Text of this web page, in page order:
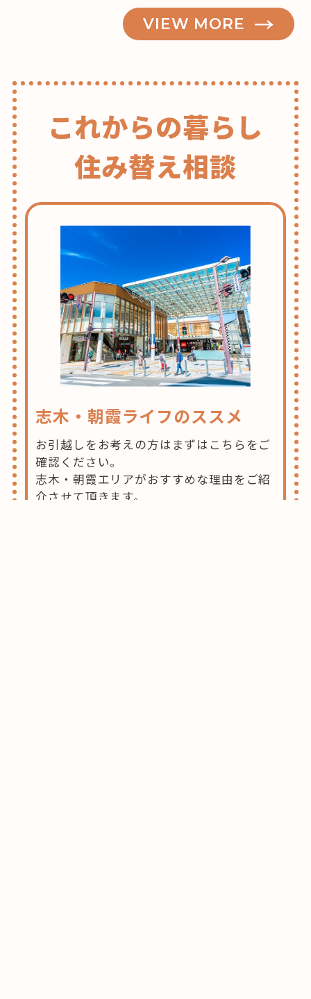
VIEW MORE
これからの暮らし
住み替え相談
志木・朝霞ライフのススメ
お引越しをお考えの方はまずはこちらをご
確認ください。
志木・朝霞エリアがおすすめな理由をご紹
介させて頂きます。